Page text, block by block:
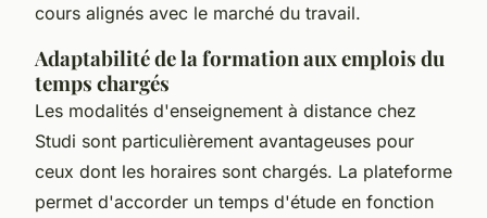
cours alignés avec le marché du travail.
Adaptabilité de la formation aux emplois du
temps chargés
Les modalités d'enseignement à distance chez
Studi sont particulièrement avantageuses pour
ceux dont les horaires sont chargés. La plateforme
permet d'accorder un temps d'étude en fonction